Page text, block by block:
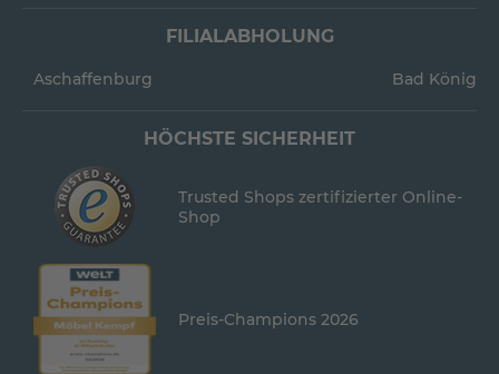
FILIALABHOLUNG
Aschaffenburg Bad König
HÖCHSTE SICHERHEIT
Trusted Shops zertifizierter Online-
Shop
Preis-Champions 2026